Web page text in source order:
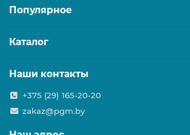
Популярное
Каталог
Наши контакты
+375 (29) 165-20-20
zakaz@pgm.by